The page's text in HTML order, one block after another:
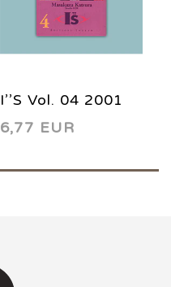
I’’S Vol. 04 2001
6,77 EUR